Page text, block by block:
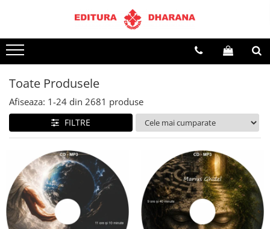
Terapii
Dietoterapie
Toate Produsele
Afiseaza: 1-24 din 2681 produse
FILTRE